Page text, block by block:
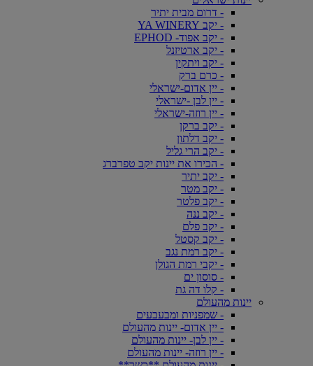
- דרום מבית יתיר
- יקב YA WINERY
- יקב אפוד- EPHOD
- יקב ארטיזנל
- יקב ויתקין
- כרם ברק
- יין אדום-ישראלי
- יין לבן -ישראלי
- יין רוזה-ישראלי
- יקב ברקן
- יקב דלתון
- יקב הרי גליל
- הכירו את יינות יקב טפרברג
- יקב יתיר
- יקב מטר
- יקב פלטר
- יקב ננה
- יקב פלם
- יקב קסטל
- יקב רמת נגב
- יקבי רמת הגולן
- סוסון ים
- קלו דה גת
יינות מהעולם
- שמפניות ומבעבעים
- יין אדום- יינות מהעולם
- יין לבן- יינות מהעולם
- יין רוזה- יינות מהעולם